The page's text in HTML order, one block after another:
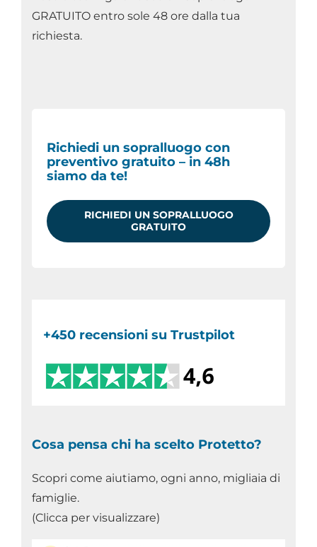
GRATUITO entro sole 48 ore dalla tua
richiesta.
Richiedi un sopralluogo con
preventivo gratuito – in 48h
siamo da te!
RICHIEDI UN SOPRALLUOGO
GRATUITO
+450 recensioni su Trustpilot
Cosa pensa chi ha scelto Protetto?
Scopri come aiutiamo, ogni anno, migliaia di
famiglie.
(Clicca per visualizzare)